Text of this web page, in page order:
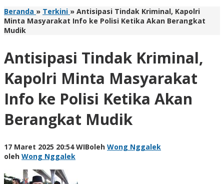
Beranda » Terkini » Antisipasi Tindak Kriminal, Kapolri
Minta Masyarakat Info ke Polisi Ketika Akan Berangkat
Mudik
Antisipasi Tindak Kriminal,
Kapolri Minta Masyarakat
Info ke Polisi Ketika Akan
Berangkat Mudik
17 Maret 2025 20:54 WIBoleh Wong Nggalek
oleh Wong Nggalek